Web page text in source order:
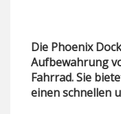
Die Phoenix
Aufbewahrung
Fahrrad. Sie
einen schnellen